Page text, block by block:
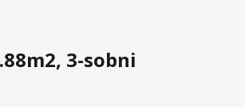
3-sobni